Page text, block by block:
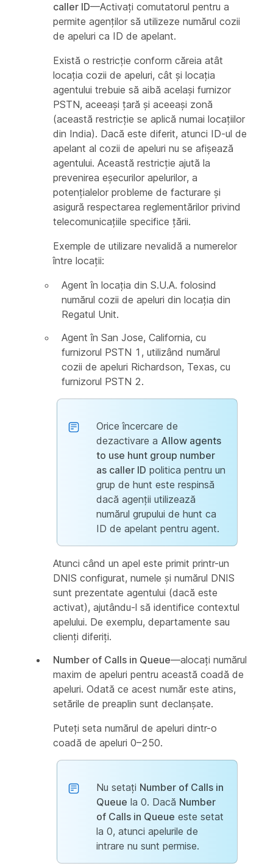
caller ID—Activați comutatorul pentru a
permite agenților să utilizeze numărul cozii
de apeluri ca ID de apelant.
Există o restricție conform căreia atât
locația cozii de apeluri, cât și locația
agentului trebuie să aibă același furnizor
PSTN, aceeași țară și aceeași zonă
(această restricție se aplică numai locațiilor
din India). Dacă este diferit, atunci ID-ul de
apelant al cozii de apeluri nu se afișează
agentului. Această restricție ajută la
prevenirea eșecurilor apelurilor, a
potențialelor probleme de facturare și
asigură respectarea reglementărilor privind
telecomunicațiile specifice țării.
Exemple de utilizare nevalidă a numerelor
între locații:
Agent în locația din S.U.A. folosind
numărul cozii de apeluri din locația din
Regatul Unit.
Agent în San Jose, California, cu
furnizorul PSTN 1, utilizând numărul
cozii de apeluri Richardson, Texas, cu
furnizorul PSTN 2.
Orice încercare de
dezactivare a Allow agents
to use hunt group number
as caller ID politica pentru un
grup de hunt este respinsă
dacă agenții utilizează
numărul grupului de hunt ca
ID de apelant pentru agent.
Atunci când un apel este primit printr-un
DNIS configurat, numele și numărul DNIS
sunt prezentate agentului (dacă este
activat), ajutându-l să identifice contextul
apelului. De exemplu, departamente sau
clienți diferiți.
Number of Calls in Queue—alocați numărul
maxim de apeluri pentru această coadă de
apeluri. Odată ce acest număr este atins,
setările de preaplin sunt declanșate.
Puteți seta numărul de apeluri dintr-o
coadă de apeluri 0–250.
Nu setați Number of Calls in
Queue la 0. Dacă Number
of Calls in Queue este setat
la 0, atunci apelurile de
intrare nu sunt permise.